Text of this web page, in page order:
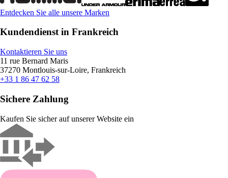
Entdecken Sie alle unsere Marken
Kundendienst in Frankreich
Kontaktieren Sie uns
11 rue Bernard Maris
37270 Montlouis-sur-Loire, Frankreich
+33 1 86 47 62 58
Sichere Zahlung
Kaufen Sie sicher auf unserer Website ein